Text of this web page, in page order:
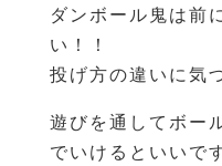
ダンボール鬼は前
い！！
投げ方の違いに気
遊びを通してボー
でいけるといいで